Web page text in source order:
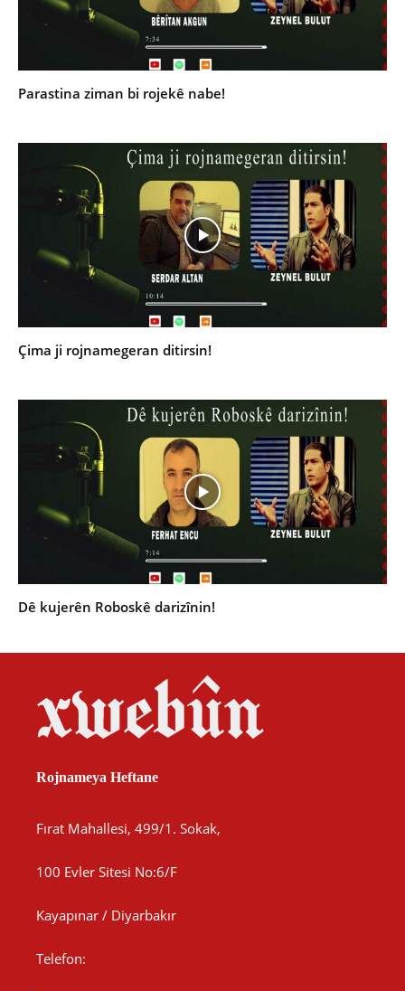
Parastina ziman bi rojekê nabe!
Çima ji rojnamegeran ditirsin!
Dê kujerên Roboskê darizînin!
Rojnameya Heftane
Fırat Mahallesi, 499/1. Sokak,
100 Evler Sitesi No:6/F
Kayapınar / Diyarbakır
Telefon: